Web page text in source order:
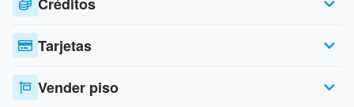
Tarjetas
Vender piso